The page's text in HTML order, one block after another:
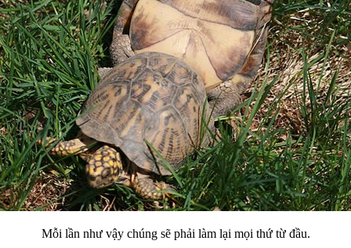
Mỗi lần như vậy chúng sẽ phải làm lại mọi thứ từ đầu.